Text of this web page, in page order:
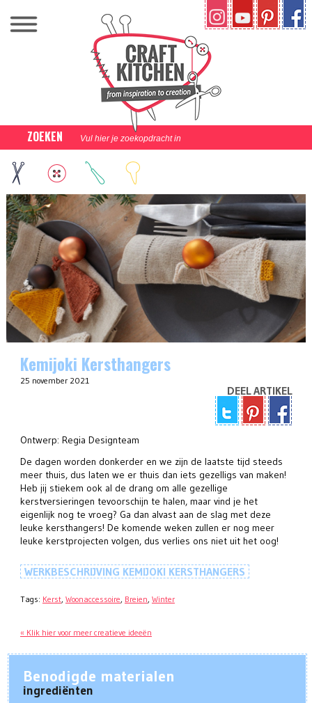
ZOEKEN
Kemijoki Kersthangers
25 november 2021
DEEL ARTIKEL
Ontwerp: Regia Designteam
De dagen worden donkerder en we zijn de laatste tijd steeds
meer thuis, dus laten we er thuis dan iets gezelligs van maken!
Heb jij stiekem ook al de drang om alle gezellige
kerstversieringen tevoorschijn te halen, maar vind je het
eigenlijk nog te vroeg? Ga dan alvast aan de slag met deze
leuke kersthangers! De komende weken zullen er nog meer
leuke kerstprojecten volgen, dus verlies ons niet uit het oog!
WERKBESCHRIJVING KEMIJOKI KERSTHANGERS
Tags: Kerst, Woonaccessoire, Breien, Winter
« Klik hier voor meer creatieve ideeën
Benodigde materialen
ingrediënten